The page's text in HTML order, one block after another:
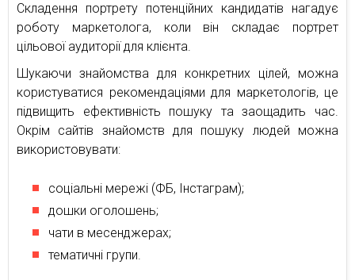
Складення портрету потенційних кандидатів нагадує
роботу маркетолога, коли він складає портрет
цільової аудиторії для клієнта.
Шукаючи знайомства для конкретних цілей, можна
користуватися рекомендаціями для маркетологів, це
підвищить ефективність пошуку та заощадить час.
Окрім сайтів знайомств для пошуку людей можна
використовувати:
соціальні мережі (ФБ, Інстаграм);
дошки оголошень;
чати в месенджерах;
тематичні групи.